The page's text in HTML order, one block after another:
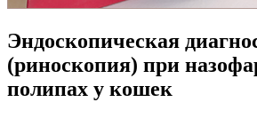
Эндоскопическая
(риноскопия) при
полипах у кошек